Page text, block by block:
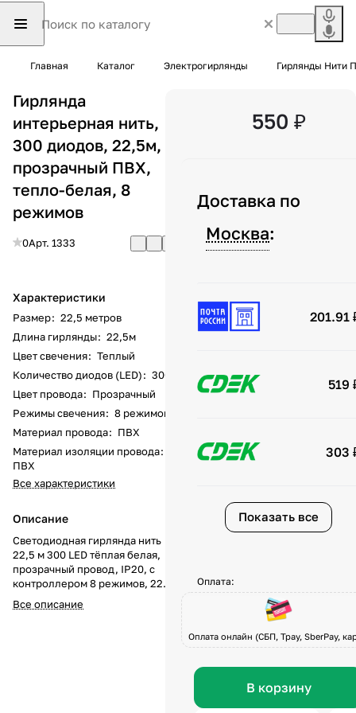
Главная Каталог Электрогирлянды Гирлянды Нити
Гирлянда
интерьерная нить,
300 диодов, 22,5м,
прозрачный ПВХ,
тепло-белая, 8
режимов
0Арт. 1333
Характеристики
Размер: 22,5 метров
Длина гирлянды: 22,5м
Цвет свечения: Теплый
Количество диодов (LED): 300
Цвет провода: Прозрачный
Режимы свечения: 8 режимов
Материал провода: ПВХ
Материал изоляции провода:
ПВХ
Все характеристики
Описание
Светодиодная гирлянда нить
22,5 м 300 LED тёплая белая,
прозрачный провод, IP20, с
контроллером 8 режимов, 220В
Светодиодная гирлянда нить
длиной 22,5 м с 300 тёпло-
Все описание
550 ₽
Доставка по
Москва:
201.91
519
303
Показать все
Оплата:
Оплата онлайн (СБП, Tpay, SberPay,
В корзину